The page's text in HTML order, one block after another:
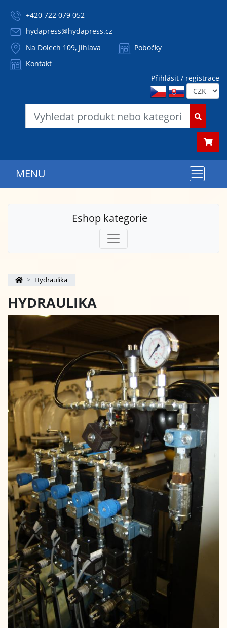
+420 722 079 052
hydapress@hydapress.cz
Na Dolech 109, Jihlava
Pobočky
Kontakt
Přihlásit / registrace
MENU
Eshop kategorie
Hydraulika
HYDRAULIKA